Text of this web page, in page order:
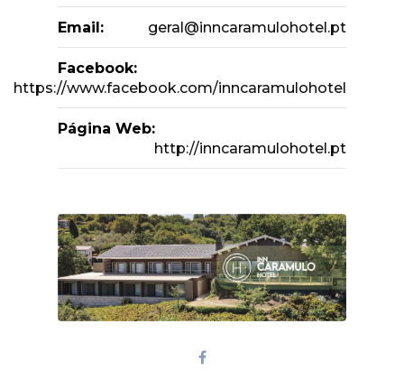
Email: geral@inncaramulohotel.pt
Facebook:
https://www.facebook.com/inncaramulohotel
Página Web:
http://inncaramulohotel.pt